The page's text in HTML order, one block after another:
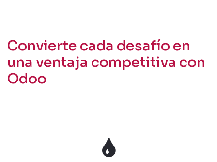
Convierte cada desafío en
una ventaja competitiva con
Odoo